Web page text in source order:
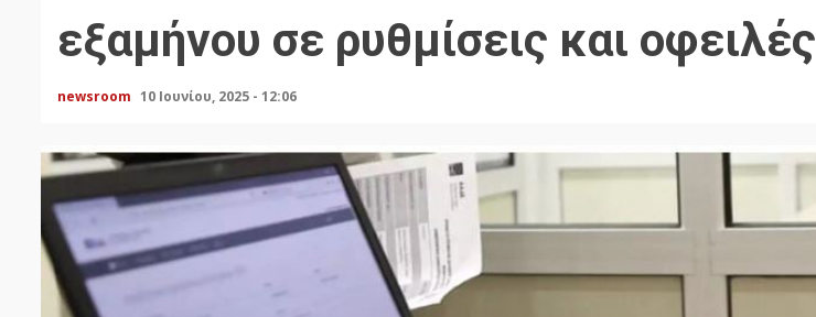
εξαμήνου σε ρυθμίσεις και οφειλές
newsroom 10 Ιουνίου, 2025 - 12:06